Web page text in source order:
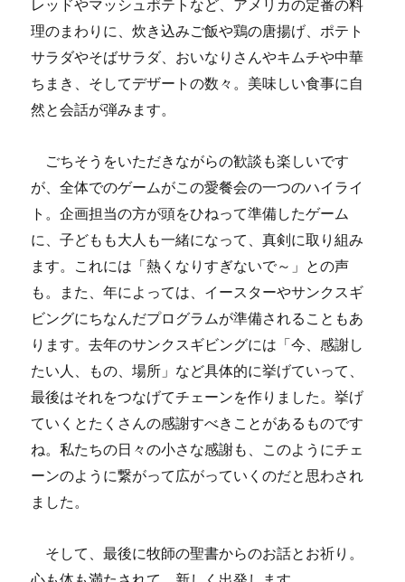
レッドやマッシュポテトなど、アメリカの定番の料
理のまわりに
、炊き込みご飯や鶏の唐揚げ、ポテト
サラダやそばサラダ、おいなりさんやキムチや中華
ちまき、そしてデザートの数々。美味しい食事に自
然と会話が弾みます。
ごちそうをいただきながらの歓談も楽しいです
が、全体でのゲームがこの愛餐会の一つのハイライ
ト。企画担当の方が頭をひねって準備したゲーム
に、子どもも大人も一緒になって、真剣に取り組み
ます。これには「熱くなりすぎないで～」との声
も。また、年によっては、イースターやサンクスギ
ビングにちなんだプログラムが準備されることもあ
ります。去年のサンクスギビングには「今、感謝し
たい人、もの、場所」など具体的に挙げていって、
最後はそれをつなげてチェーンを作りました。挙げ
ていくとたくさんの感謝すべきことがあるものです
ね。私たちの日々の小さな感謝も、このようにチェ
ーンのように繋がって広がっていくのだと思わされ
ました。
そして、最後に牧師の聖書からのお話とお祈り。